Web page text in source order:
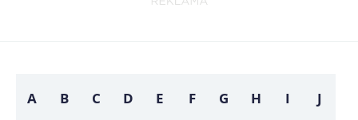
A B C D E F G H I J